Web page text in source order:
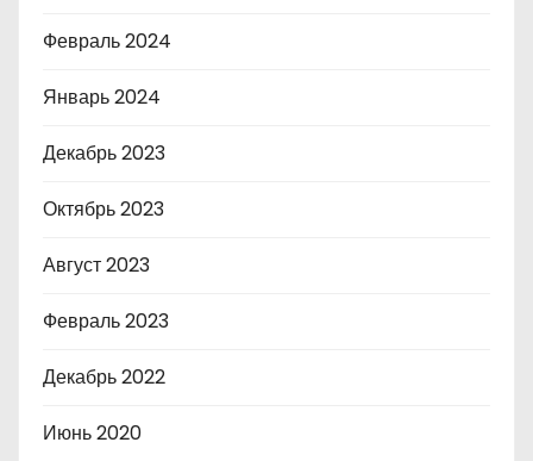
Февраль 2024
Январь 2024
Декабрь 2023
Октябрь 2023
Август 2023
Февраль 2023
Декабрь 2022
Июнь 2020